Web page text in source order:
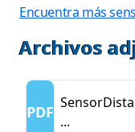
Encuentra más
Archivos
PDF ...